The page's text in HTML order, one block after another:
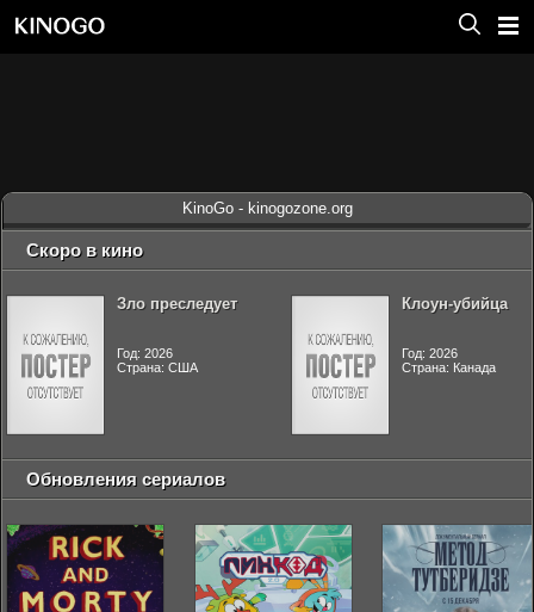
KinoGo - kinogozone.org
Скоро в кино
Зло преследует
Год: 2026
Страна: США
Клоун-убийца
Год: 2026
Страна: Канада
Обновления сериалов